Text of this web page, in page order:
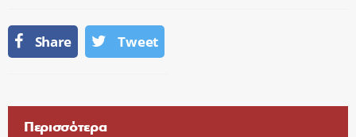
Share Tweet
Περισσότερα